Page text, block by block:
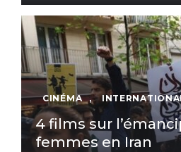
CINÉMA ,
4 films sur
femmes en Iran